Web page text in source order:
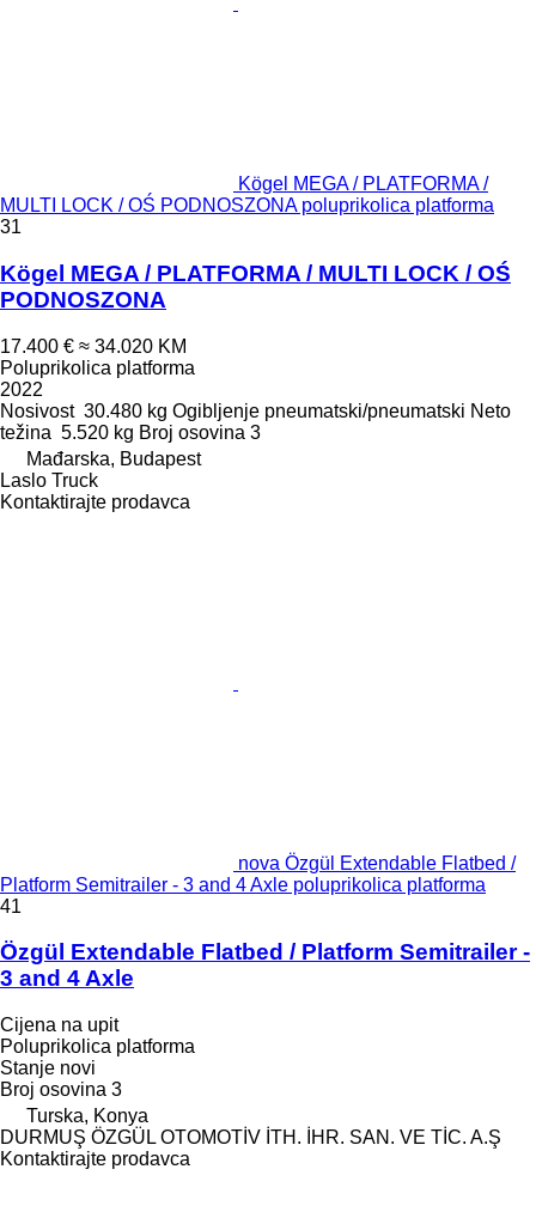
Kögel MEGA / PLATFORMA /
MULTI LOCK / OŚ PODNOSZONA poluprikolica platforma
31
Kögel MEGA / PLATFORMA / MULTI LOCK / OŚ
PODNOSZONA
17.400 € ≈ 34.020 KM
Poluprikolica platforma
2022
Nosivost 30.480 kg Ogibljenje pneumatski/pneumatski Neto
težina 5.520 kg Broj osovina 3
Mađarska, Budapest
Laslo Truck
Kontaktirajte prodavca
nova Özgül Extendable Flatbed /
Platform Semitrailer - 3 and 4 Axle poluprikolica platforma
41
Özgül Extendable Flatbed / Platform Semitrailer -
3 and 4 Axle
Cijena na upit
Poluprikolica platforma
Stanje novi
Broj osovina 3
Turska, Konya
DURMUŞ ÖZGÜL OTOMOTİV İTH. İHR. SAN. VE TİC. A.Ş
Kontaktirajte prodavca